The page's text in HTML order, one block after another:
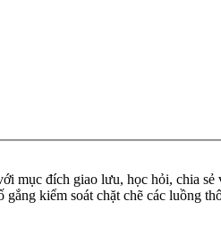
đích giao lưu, học hỏi, chia sẻ
kiểm soát chặt chẽ các luồng